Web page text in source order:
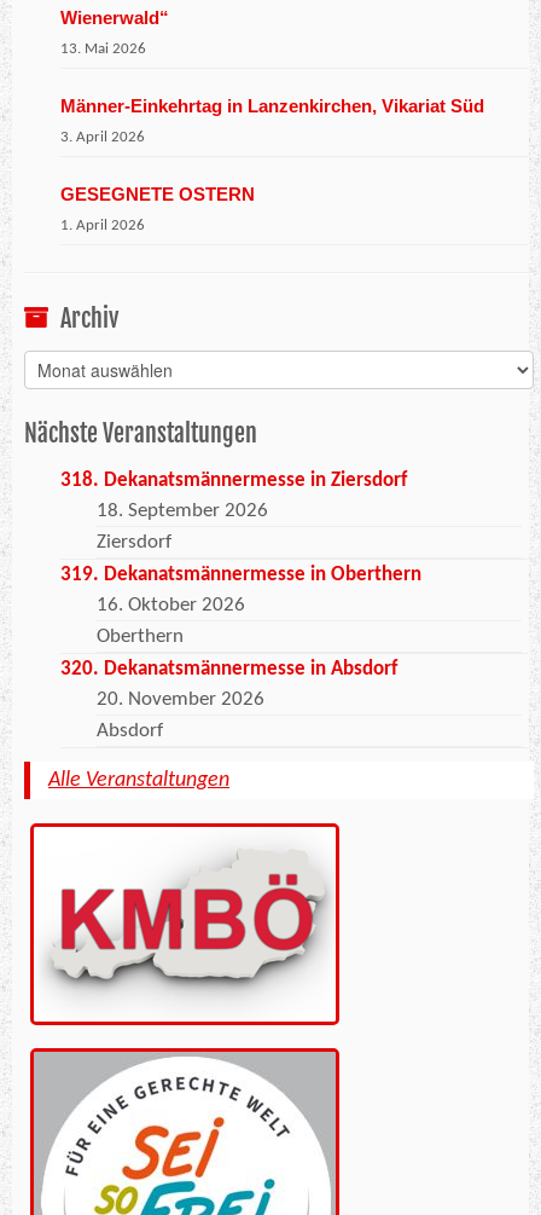
Wienerwald“
13. Mai 2026
Männer-Einkehrtag in Lanzenkirchen, Vikariat Süd
3. April 2026
GESEGNETE OSTERN
1. April 2026
Archiv
Archiv
Nächste Veranstaltungen
318. Dekanatsmännermesse in Ziersdorf
18. September 2026
Ziersdorf
319. Dekanatsmännermesse in Oberthern
16. Oktober 2026
Oberthern
320. Dekanatsmännermesse in Absdorf
20. November 2026
Absdorf
Alle Veranstaltungen